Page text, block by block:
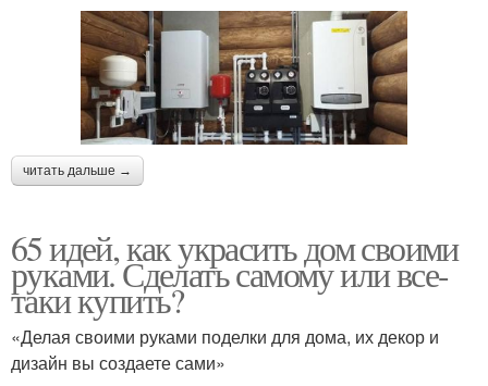
читать дальше →
65 идей, как украсить дом своими
руками. Сделать самому или все-
таки купить?
«Делая своими руками поделки для дома, их декор и
дизайн вы создаете сами»